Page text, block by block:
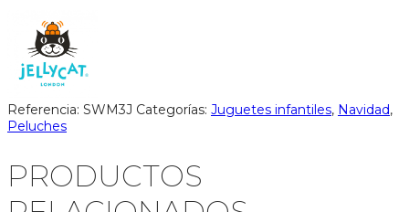
Referencia: SWM3J Categorías: Juguetes infantiles, Navidad,
Peluches
PRODUCTOS